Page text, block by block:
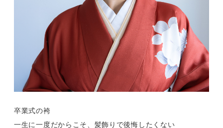
卒業式の袴
一生に一度だからこそ、髪飾りで後悔したくない